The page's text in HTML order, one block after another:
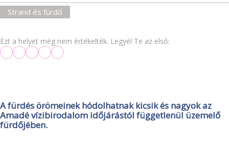
Strand és fürdő
Ezt a helyet még nem értékelték. Legyél Te az első:
A fürdés örömeinek hódolhatnak kicsik és nagyok az
Amadé vízibirodalom időjárástól függetlenül üzemelő
fürdőjében.